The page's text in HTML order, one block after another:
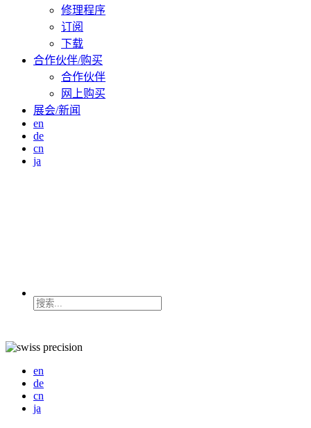
修理程序
订阅
下载
合作伙伴/购买
合作伙伴
网上购买
展会/新闻
en
de
cn
ja
en
de
cn
ja